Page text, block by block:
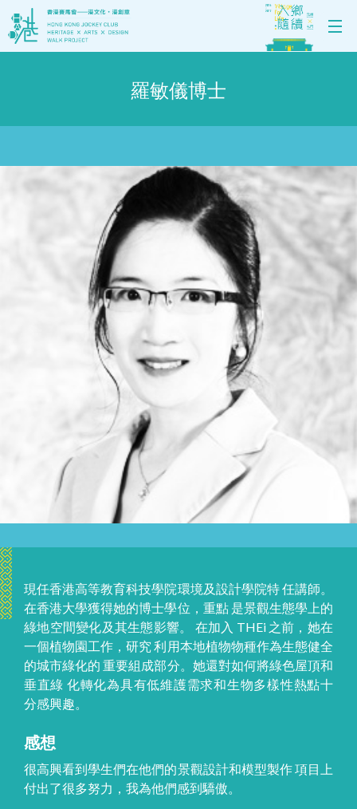
羅敏儀博士
現任香港高等教育科技學院環境及設計學院特 任講師。
在香港大學獲得她的博士學位，重點 是景觀生態學上的
綠地空間變化及其生態影響。 在加入 THEi 之前，她在
一個植物園工作，研究 利用本地植物物種作為生態健全
的城市綠化的 重要組成部分。她還對如何將綠色屋頂和
垂直綠 化轉化為具有低維護需求和生物多樣性熱點十
分感興趣。
感想
很高興看到學生們在他們的景觀設計和模型製作 項目上
付出了很多努力，我為他們感到驕傲。